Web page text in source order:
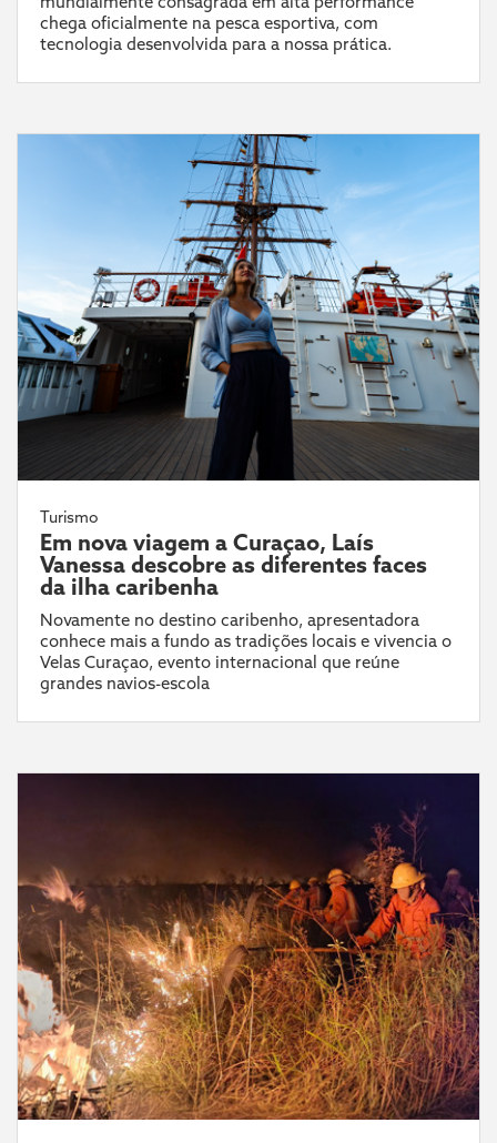
chega oficialmente na pesca esportiva, com
tecnologia desenvolvida para a nossa prática.
Turismo
Em nova viagem a Curaçao, Laís
Vanessa descobre as diferentes faces
da ilha caribenha
Novamente no destino caribenho, apresentadora
conhece mais a fundo as tradições locais e vivencia o
Velas Curaçao, evento internacional que reúne
grandes navios-escola